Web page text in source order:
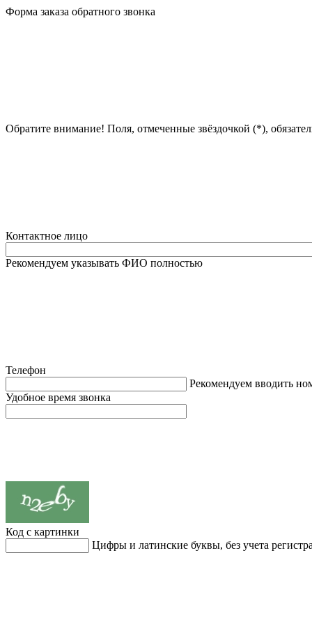
Форма заказа обратного звонка
Обратите внимание! Поля, отмеченные звёздочкой (*),
Контактное лицо
Рекомендуем указывать ФИО полностью
Телефон
Рекомендуем вводить
Удобное время звонка
Код с картинки
Цифры и латинские буквы, без учета